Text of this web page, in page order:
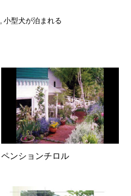
, 小型犬が泊まれる
ペンションチロル